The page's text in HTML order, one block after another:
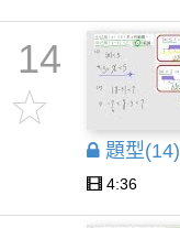
14
題型(14)
4:36